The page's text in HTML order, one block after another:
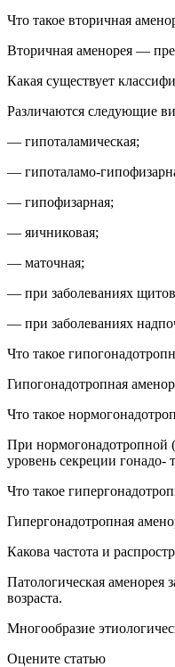
Что такое вторичная
Вторичная аменорея —
Какая существует
Различаются следующие
— гипоталамическая;
— гипоталамо-
— гипофизарная;
— яичниковая;
— маточная;
— при заболеваниях
— при заболеваниях
Что такое
Гипогонадотропная
Что такое
При нормогонадотропной
уровень секреции гонадо-
Что такое
Гипергонадотропная
Какова частота и
Патологическая аменорея
возраста.
Многообразие
Оцените статью